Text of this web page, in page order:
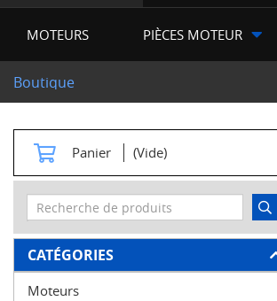
MOTEURS PIÈCES MOTEUR
Boutique
Panier (Vide)
FILTRER
CATÉGORIES
Moteurs